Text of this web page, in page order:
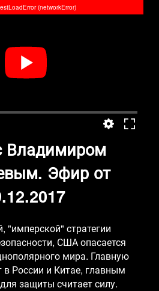
(networkError)
Владимиром
Эфир от
"имперской" стратегии
США опасается
мира. Главную
в России и Китае, главным
защиты считает силу.